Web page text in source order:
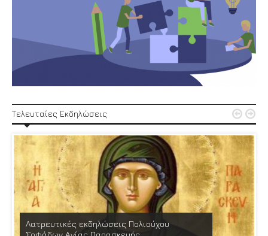
Τελευταίες Εκδηλώσεις
Λατρευτικές εκδηλώσεις Πολιούχου
 